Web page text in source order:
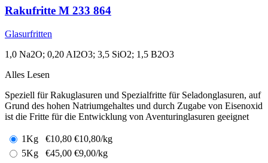
Rakufritte M 233 864
Glasurfritten
1,0 Na2O; 0,20 AI2O3; 3,5 SiO2; 1,5 B2O3
Alles Lesen
Speziell für Rakuglasuren und Spezialfritte für Seladonglasuren, auf
Grund des hohen Natriumgehaltes und durch Zugabe von Eisenoxid
ist die Fritte für die Entwicklung von Aventuringlasuren geeignet
1Kg €10,80 €10,80/kg
5Kg
€45,00 €9,00/kg